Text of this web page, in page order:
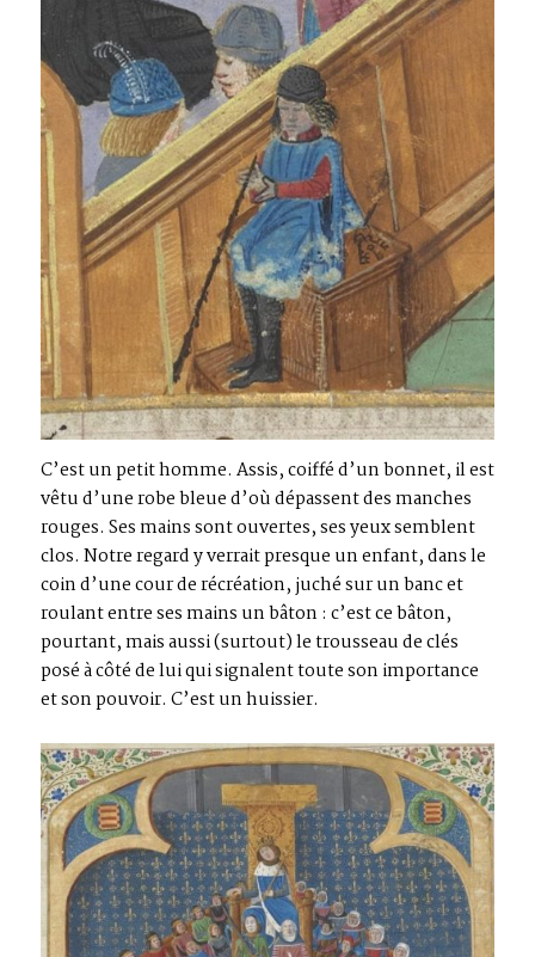
C’est un petit homme. Assis, coiffé d’un bonnet, il est
vêtu d’une robe bleue d’où dépassent des manches
rouges. Ses mains sont ouvertes, ses yeux semblent
clos. Notre regard y verrait presque un enfant, dans le
coin d’une cour de récréation, juché sur un banc et
roulant entre ses mains un bâton : c’est ce bâton,
pourtant, mais aussi (surtout) le trousseau de clés
posé à côté de lui qui signalent toute son importance
et son pouvoir. C’est un huissier.